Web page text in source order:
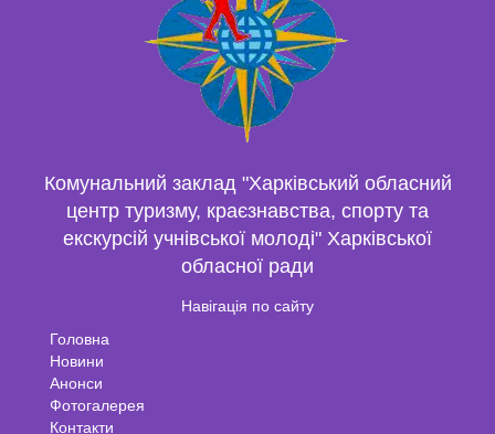
Комунальний заклад "Харківський обласний
центр туризму, краєзнавства, спорту та
екскурсій учнівської молоді" Харківської
обласної ради
Навігація по сайту
Головна
Новини
Анонси
Фотогалерея
Контакти